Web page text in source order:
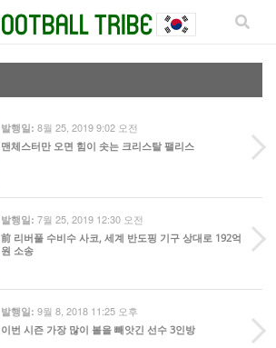
발행일: 8월 25, 2019 9:02 오전
맨체스터만 오면 힘이 솟는 크리스탈 팰리스
발행일: 7월 25, 2019 12:30 오전
前 리버풀 수비수 사코, 세계 반도핑 기구 상대로 192억
원 소송
발행일: 9월 8, 2018 11:25 오후
이번 시즌 가장 많이 볼을 빼앗긴 선수 3인방